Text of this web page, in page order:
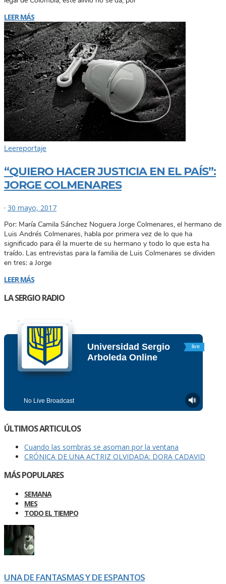
LEER MÁS
Leereportaje
“QUIERO HACER JUSTICIA EN EL PAÍS”:
JORGE COLMENARES
· 30 mayo, 2017
Por: María Camila Sánchez Noguera Jorge Colmenares, el hermano de
Luis Andrés Colmenares, habla por primera vez de lo que ha
significado para él la muerte de su hermano y todo lo que esta ha
traído. Las entrevistas para la familia de Luis Colmenares se dividen
en tres: a Jorge
LEER MÁS
LA SERGIO RADIO
ÚLTIMOS ARTICULOS
Cuando las sombras se asoman por la ventana
CRÓNICA DE UNA ACTRIZ OLVIDADA: DORA CADAVID
MÁS POPULARES
SEMANA
MES
TODO EL TIEMPO
UNA DE FANTASMAS Y DE ESPANTOS